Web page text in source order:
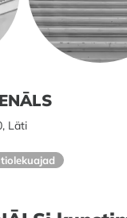
Läti